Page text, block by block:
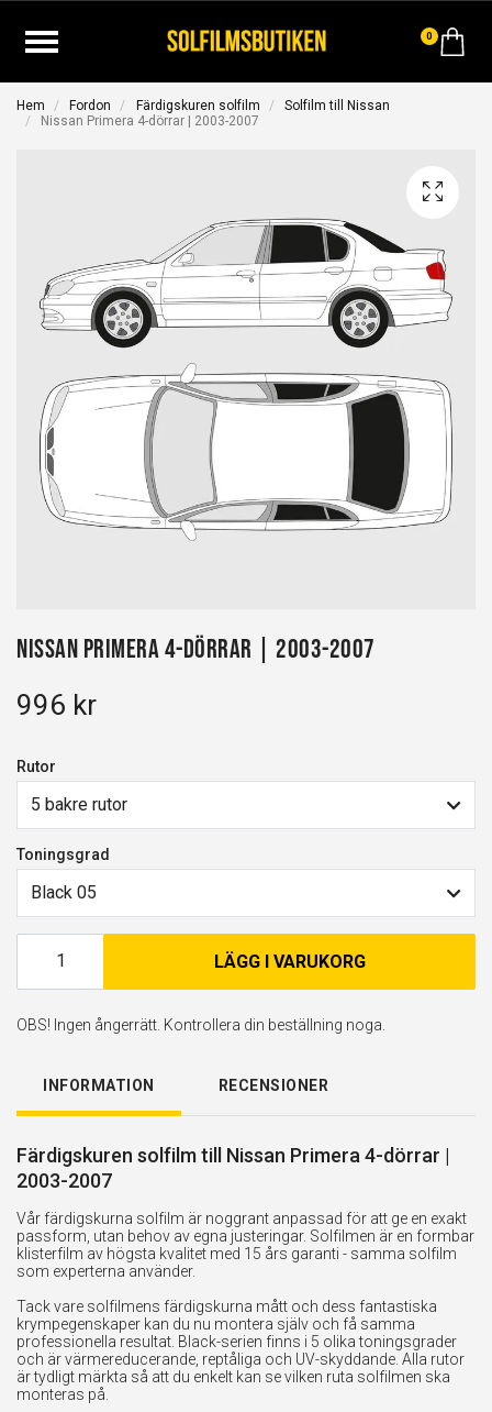
0
Hem Fordon Färdigskuren solfilm
Solfilm till Nissan
Nissan Primera 4-dörrar | 2003-2007
Nissan Primera 4-dörrar | 2003-2007
996 kr
Rutor
5 bakre rutor
Toningsgrad
Black 05
LÄGG I VARUKORG
OBS! Ingen ångerrätt. Kontrollera din beställning noga.
INFORMATION RECENSIONER
Färdigskuren solfilm till Nissan Primera 4-dörrar |
2003-2007
Vår färdigskurna solfilm är noggrant anpassad för att ge en exakt
passform, utan behov av egna justeringar. Solfilmen är en formbar
klisterfilm av högsta kvalitet med 15 års garanti - samma solfilm
som experterna använder.
Tack vare solfilmens färdigskurna mått och dess fantastiska
krympegenskaper kan du nu montera själv och få samma
professionella resultat. Black-serien finns i 5 olika toningsgrader
och är värmereducerande, reptåliga och UV-skyddande. Alla rutor
är tydligt märkta så att du enkelt kan se vilken ruta solfilmen ska
monteras på.